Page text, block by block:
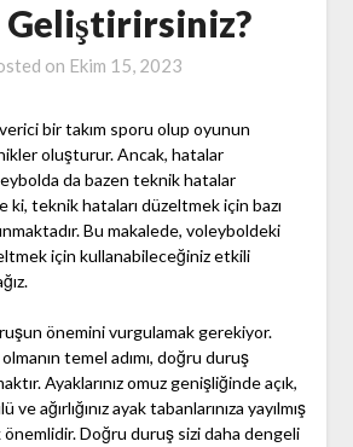
Geliştirirsiniz?
on Ekim 15, 2023
bir takım sporu olup oyunun
oluşturur. Ancak, hatalar
da bazen teknik hatalar
ki, teknik hataları düzeltmek için bazı
Bu makalede, voleyboldeki
için kullanabileceğiniz etkili
önemini vurgulamak gerekiyor.
temel adımı, doğru duruş
Ayaklarınız omuz genişliğinde açık,
ağırlığınız ayak tabanlarınıza yayılmış
Doğru duruş sizi daha dengeli